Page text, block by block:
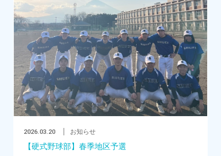
2026.03.20 お知らせ
【硬式野球部】春季地区予選